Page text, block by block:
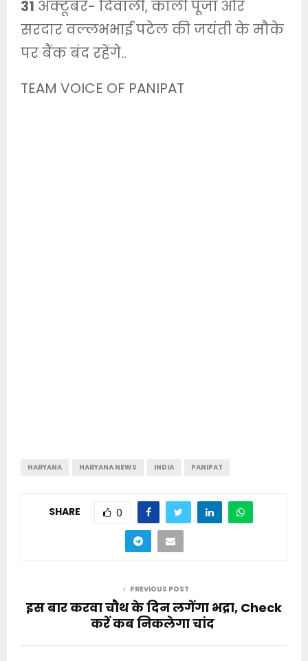
31 अक्टूबर- दिवाली, काली पूजा और
सरदार वल्लभभाई पटेल की जयंती के मौके
पर बैंक बंद रहेंगे..
TEAM VOICE OF PANIPAT
HARYANA HARYANA NEWS INDIA PANIPAT
SHARE 0
PREVIOUS POST
इस बार करवा चौथ के दिन लगेंगा भद्रा, Check
करें कब निकलेगा चांद